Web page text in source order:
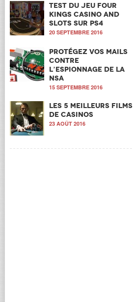
Test du jeu Four
Kings Casino and
Slots sur PS4
20 SEPTEMBRE 2016
Protégez vos mails
contre
l’espionnage de la
NSA
15 SEPTEMBRE 2016
Les 5 meilleurs films
de casinos
23 AOÛT 2016